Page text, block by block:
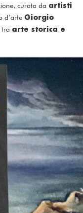
curata da artisti
d’arte Giorgio
tra arte storica e